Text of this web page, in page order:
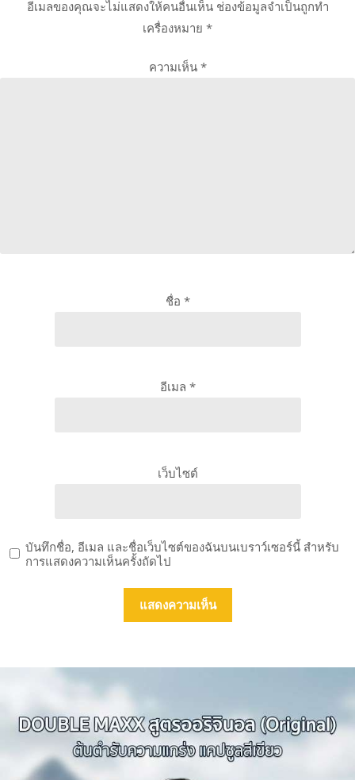
อีเมลของคุณจะไม่แสดงให้คนอื่นเห็น ช่องข้อมูลจำเป็นถูกทำ
เครื่องหมาย *
ความเห็น *
ชื่อ *
อีเมล *
เว็บไซต์
บันทึกชื่อ, อีเมล และชื่อเว็บไซต์ของฉันบนเบราว์เซอร์นี้ สำหรับ
การแสดงความเห็นครั้งถัดไป